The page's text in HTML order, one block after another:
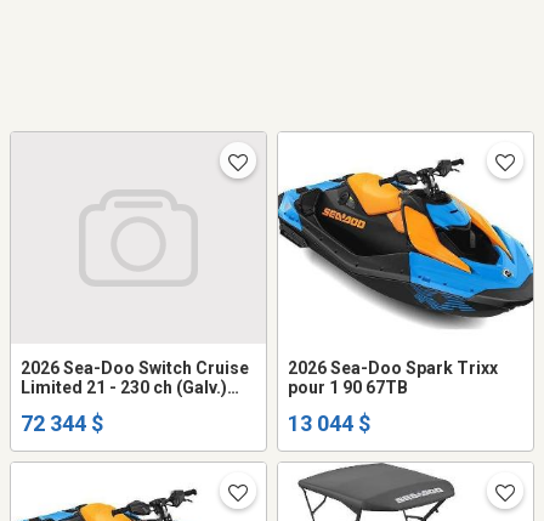
2026 Sea-Doo Switch Cruise
Limited 21 - 230 ch (Galv.)
72 344 $
2026 Sea-Doo Spark Trixx
pour 1 90 67TB
13 044 $